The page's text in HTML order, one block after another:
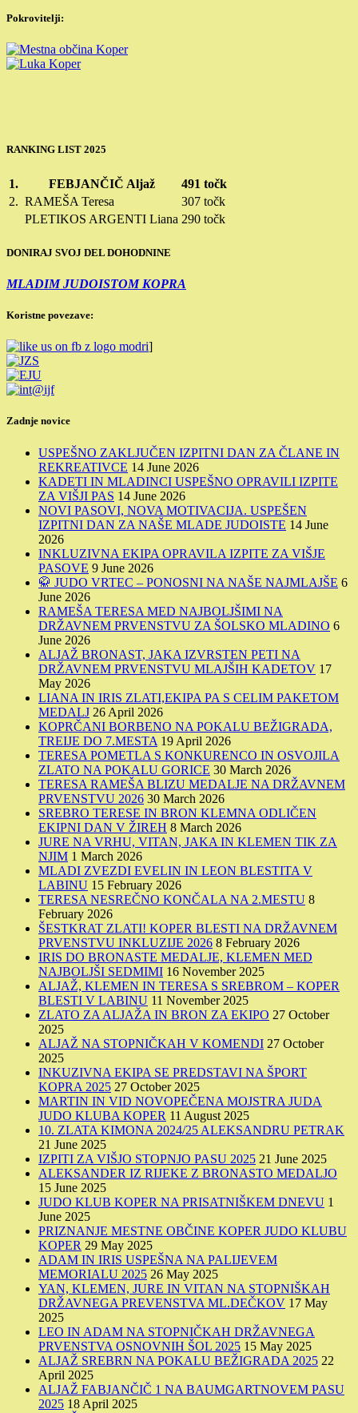
Pokrovitelji:
RANKING LIST 2025
1. FEBJANČIČ Aljaž
491 točk
2. RAMEŠA Teresa
307 točk
PLETIKOS ARGENTI Liana 290 točk
DONIRAJ SVOJ DEL DOHODNINE
MLADIM JUDOISTOM KOPRA
Koristne povezave:
]
Zadnje novice
USPEŠNO ZAKLJUČEN IZPITNI DAN ZA ČLANE IN
REKREATIVCE 14 June 2026
KADETI IN MLADINCI USPEŠNO OPRAVILI IZPITE
ZA VIŠJI PAS 14 June 2026
NOVI PASOVI, NOVA MOTIVACIJA. USPEŠEN
IZPITNI DAN ZA NAŠE MLADE JUDOISTE 14 June
2026
INKLUZIVNA EKIPA OPRAVILA IZPITE ZA VIŠJE
PASOVE 9 June 2026
🥋 JUDO VRTEC – PONOSNI NA NAŠE NAJMLAJŠE 6
June 2026
RAMEŠA TERESA MED NAJBOLJŠIMI NA
DRŽAVNEM PRVENSTVU ZA ŠOLSKO MLADINO 6
June 2026
ALJAŽ BRONAST, JAKA IZVRSTEN PETI NA
DRŽAVNEM PRVENSTVU MLAJŠIH KADETOV 17
May 2026
LIANA IN IRIS ZLATI,EKIPA PA S CELIM PAKETOM
MEDALJ 26 April 2026
KOPRČANI BORBENO NA POKALU BEŽIGRADA,
TREIJE DO 7.MESTA 19 April 2026
TERESA POMETLA S KONKURENCO IN OSVOJILA
ZLATO NA POKALU GORICE 30 March 2026
TERESA RAMEŠA BLIZU MEDALJE NA DRŽAVNEM
PRVENSTVU 2026 30 March 2026
SREBRO TERESE IN BRON KLEMNA ODLIČEN
EKIPNI DAN V ŽIREH 8 March 2026
JURE NA VRHU, VITAN, JAKA IN KLEMEN TIK ZA
NJIM 1 March 2026
MLADI ZVEZDI EVELIN IN LEON BLESTITA V
LABINU 15 February 2026
TERESA NESREČNO KONČALA NA 2.MESTU 8
February 2026
ŠESTKRAT ZLATI! KOPER BLESTI NA DRŽAVNEM
PRVENSTVU INKLUZIJE 2026 8 February 2026
IRIS DO BRONASTE MEDALJE, KLEMEN MED
NAJBOLJŠI SEDMIMI 16 November 2025
ALJAŽ, KLEMEN IN TERESA S SREBROM – KOPER
BLESTI V LABINU 11 November 2025
ZLATO ZA ALJAŽA IN BRON ZA EKIPO 27 October
2025
ALJAŽ NA STOPNIČKAH V KOMENDI 27 October
2025
INKUZIVNA EKIPA SE PREDSTAVI NA ŠPORT
KOPRA 2025 27 October 2025
MARTIN IN VID NOVOPEČENA MOJSTRA JUDA
JUDO KLUBA KOPER 11 August 2025
10. ZLATA KIMONA 2024/25 ALEKSANDRU PETRAK
21 June 2025
IZPITI ZA VIŠJO STOPNJO PASU 2025 21 June 2025
ALEKSANDER IZ RIJEKE Z BRONASTO MEDALJO
15 June 2025
JUDO KLUB KOPER NA PRISATNIŠKEM DNEVU 1
June 2025
PRIZNANJE MESTNE OBČINE KOPER JUDO KLUBU
KOPER 29 May 2025
ADAM IN IRIS USPEŠNA NA PALIJEVEM
MEMORIALU 2025 26 May 2025
YAN, KLEMEN, JURE IN VITAN NA STOPNIŠKAH
DRŽAVNEGA PREVENSTVA ML.DEČKOV 17 May
2025
LEO IN ADAM NA STOPNIČKAH DRŽAVNEGA
PRVENSTVA OSNOVNIH ŠOL 2025 15 May 2025
ALJAŽ SREBRN NA POKALU BEŽIGRADA 2025 22
April 2025
ALJAŽ FABJANČIČ 1 NA BAUMGARTNOVEM PASU
2025 18 April 2025